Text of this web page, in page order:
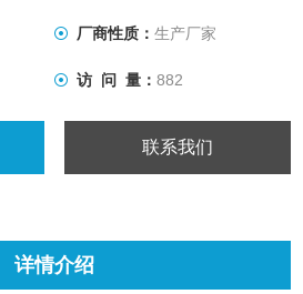
厂商性质： 生产厂家
访 问 量： 882
联系我们
详情介绍